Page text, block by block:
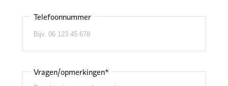
Telefoonnummer
Vragen/opmerkingen*